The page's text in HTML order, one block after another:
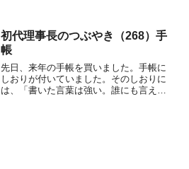
初代理事長のつぶやき（268）手
帳
先日、来年の手帳を買いました。手帳に
しおりが付いていました。そのしおりに
は、「書いた言葉は強い。誰にも言えな